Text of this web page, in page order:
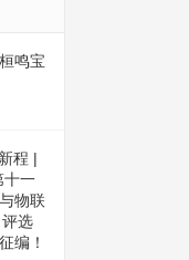
鸣宝
程 |
十一
物联
选
编！